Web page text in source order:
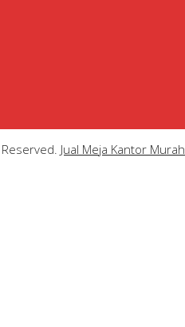
Jual Meja Kantor Murah